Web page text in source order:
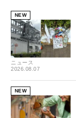
NEW
ニュース
2026.08.07
NEW